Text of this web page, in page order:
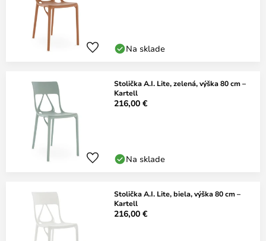
Na sklade
Stolička A.I. Lite, zelená, výška 80 cm –
Kartell
216,00 €
Na sklade
Stolička A.I. Lite, biela, výška 80 cm –
Kartell
216,00 €